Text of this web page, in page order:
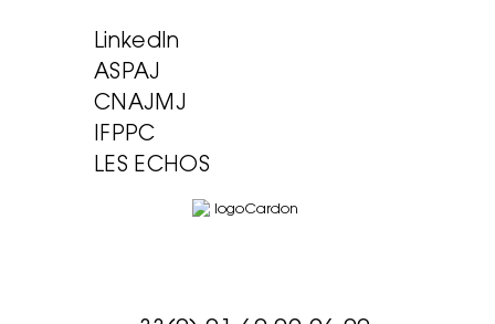
LinkedIn
ASPAJ
CNAJMJ
IFPPC
LES ECHOS